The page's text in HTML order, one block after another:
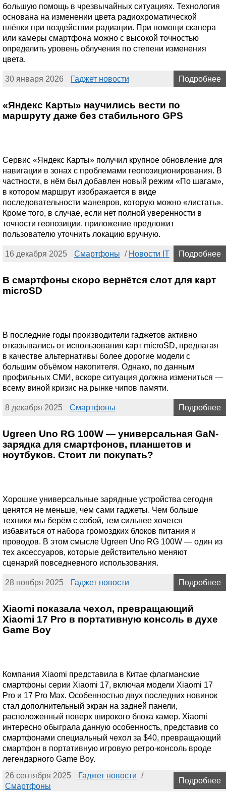
большую помощь в чрезвычайных ситуациях. Технология
основана на изменении цвета радиохроматической
плёнки при воздействии радиации. При помощи сканера
или камеры смартфона можно с высокой точностью
определить уровень облучения по степени изменения
цвета.
30 января 2026 Гаджет новости Подробнее
«Яндекс Карты» научились вести по
маршруту даже без стабильного GPS
Сервис «Яндекс Карты» получил крупное обновление для
навигации в зонах с проблемами геопозиционирования. В
частности, в нём был добавлен новый режим «По шагам»,
в котором маршрут изображается в виде
последовательности маневров, которую можно «листать».
Кроме того, в случае, если нет полной уверенности в
точности геопозиции, приложение предложит
пользователю уточнить локацию вручную.
16 декабря 2025 Смартфоны / Новости IT Подробнее
В смартфоны скоро вернётся слот для карт
microSD
В последние годы производители гаджетов активно
отказывались от использования карт microSD, предлагая
в качестве альтернативы более дорогие модели с
большим объёмом накопителя. Однако, по данным
профильных СМИ, вскоре ситуация должна измениться —
всему виной кризис на рынке чипов памяти.
8 декабря 2025 Смартфоны Подробнее
Ugreen Uno RG 100W — универсальная GaN-
зарядка для смартфонов, планшетов и
ноутбуков. Стоит ли покупать?
Хорошие универсальные зарядные устройства сегодня
ценятся не меньше, чем сами гаджеты. Чем больше
техники мы берём с собой, тем сильнее хочется
избавиться от набора громоздких блоков питания и
проводов. В этом смысле Ugreen Uno RG 100W — один из
тех аксессуаров, которые действительно меняют
сценарий повседневного использования.
28 ноября 2025 Гаджет новости Подробнее
Xiaomi показала чехол, превращающий
Xiaomi 17 Pro в портативную консоль в духе
Game Boy
Компания Xiaomi представила в Китае флагманские
смартфоны серии Xiaomi 17, включая модели Xiaomi 17
Pro и 17 Pro Max. Особенностью двух последних новинок
стал дополнительный экран на задней панели,
расположенный поверх широкого блока камер. Xiaomi
интересно обыграла данную особенность, представив со
смартфонами специальный чехол за $40, превращающий
смартфон в портативную игровую ретро-консоль вроде
легендарного Game Boy.
26 сентября 2025
Гаджет новости /
Смартфоны
Подробнее